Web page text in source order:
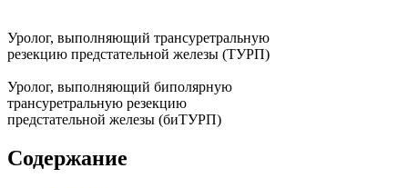
Уролог, выполняющий трансуретральную
резекцию предстательной железы (ТУРП)
Уролог, выполняющий биполярную
трансуретральную резекцию
предстательной железы (биТУРП)
Содержание